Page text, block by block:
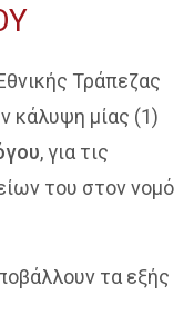
Τράπεζας
κάλυψη μίας (1)
, για τις
του στον νομό
τα εξής